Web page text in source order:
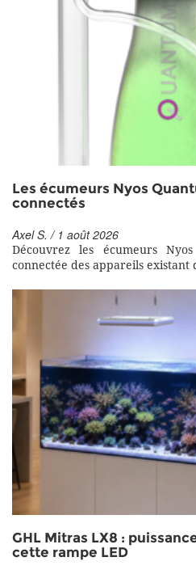
Les écumeurs Nyos
connectés
Axel S. / 1 août 2026
Découvrez les écumeurs
connectée des appareils existant
GHL Mitras LX8 :
cette rampe LED